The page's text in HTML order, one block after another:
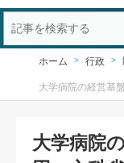
ホーム 行政
大学病院の経営基
大学病院